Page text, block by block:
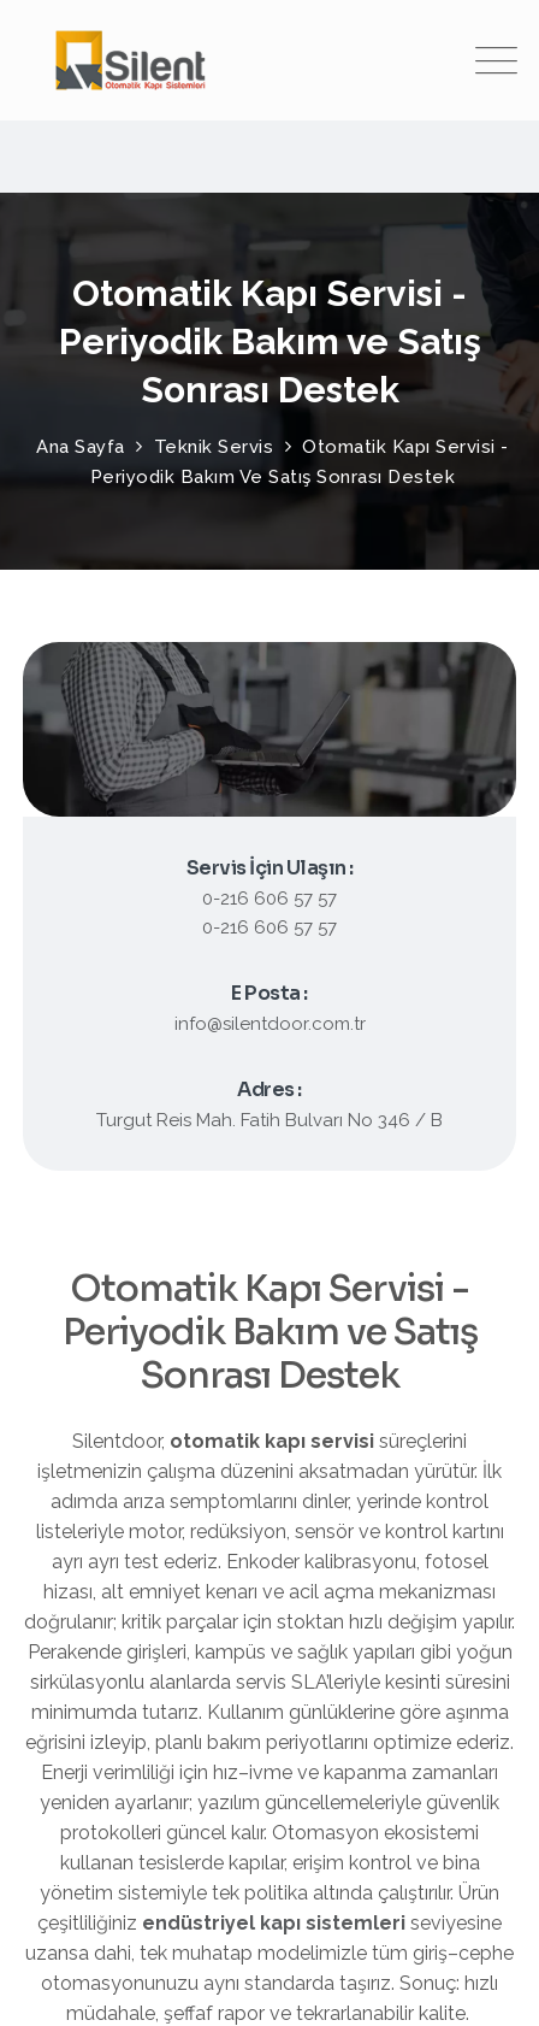
Otomatik Kapı Servisi -
Periyodik Bakım ve Satış
Sonrası Destek
Ana Sayfa Teknik Servis
Otomatik Kapı Servisi -
Periyodik Bakım Ve Satış Sonrası Destek
Servis İçin Ulaşın :
0-216 606 57 57
0-216 606 57 57
E Posta :
info@silentdoor.com.tr
Adres :
Turgut Reis Mah. Fatih Bulvarı No 346 / B
Otomatik Kapı Servisi -
Periyodik Bakım ve Satış
Sonrası Destek
Silentdoor, otomatik kapı servisi süreçlerini
işletmenizin çalışma düzenini aksatmadan yürütür. İlk
adımda arıza semptomlarını dinler, yerinde kontrol
listeleriyle motor, redüksiyon, sensör ve kontrol kartını
ayrı ayrı test ederiz. Enkoder kalibrasyonu, fotosel
hizası, alt emniyet kenarı ve acil açma mekanizması
doğrulanır; kritik parçalar için stoktan hızlı değişim yapılır.
Perakende girişleri, kampüs ve sağlık yapıları gibi yoğun
sirkülasyonlu alanlarda servis SLA’leriyle kesinti süresini
minimumda tutarız. Kullanım günlüklerine göre aşınma
eğrisini izleyip, planlı bakım periyotlarını optimize ederiz.
Enerji verimliliği için hız–ivme ve kapanma zamanları
yeniden ayarlanır; yazılım güncellemeleriyle güvenlik
protokolleri güncel kalır. Otomasyon ekosistemi
kullanan tesislerde kapılar, erişim kontrol ve bina
yönetim sistemiyle tek politika altında çalıştırılır. Ürün
çeşitliliğiniz endüstriyel kapı sistemleri seviyesine
uzansa dahi, tek muhatap modelimizle tüm giriş–cephe
otomasyonunuzu aynı standarda taşırız. Sonuç: hızlı
müdahale, şeffaf rapor ve tekrarlanabilir kalite.